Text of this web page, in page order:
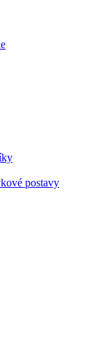
postavy